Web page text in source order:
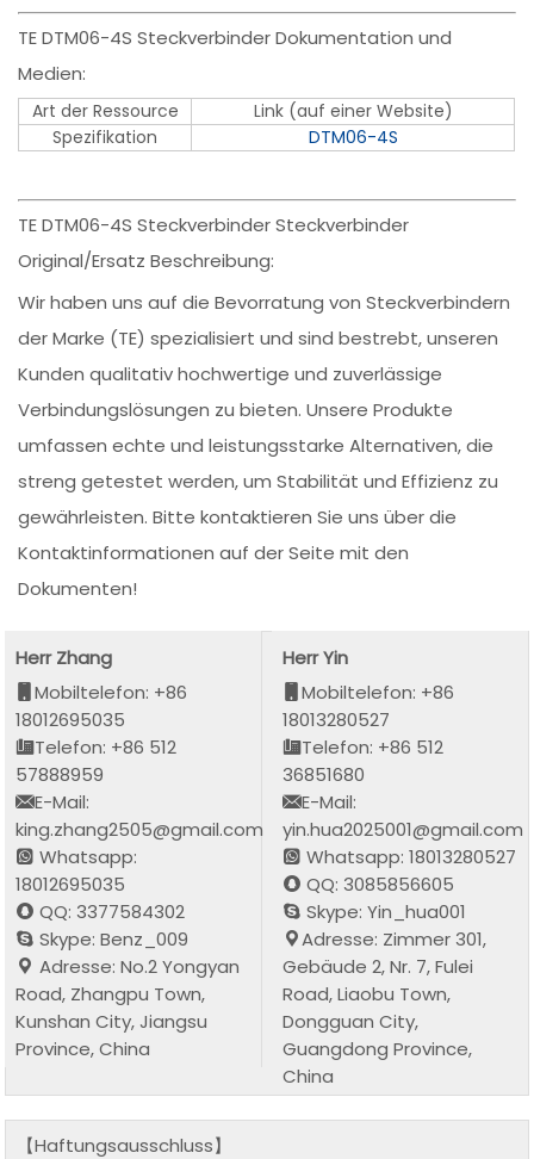
TE DTM06-4S Steckverbinder Dokumentation und
Medien:
Art der Ressource
Link (auf einer Website)
Spezifikation
DTM06-4S
TE DTM06-4S Steckverbinder Steckverbinder
Original/Ersatz Beschreibung:
Wir haben uns auf die Bevorratung von Steckverbindern
der Marke (TE) spezialisiert und sind bestrebt, unseren
Kunden qualitativ hochwertige und zuverlässige
Verbindungslösungen zu bieten. Unsere Produkte
umfassen echte und leistungsstarke Alternativen, die
streng getestet werden, um Stabilität und Effizienz zu
gewährleisten. Bitte kontaktieren Sie uns über die
Kontaktinformationen auf der Seite mit den
Dokumenten!
Herr Zhang
Mobiltelefon: +86
18012695035
Telefon: +86 512
57888959
E-Mail:
king.zhang2505@gmail.com
Whatsapp:
18012695035
QQ: 3377584302
Skype: Benz_009
Adresse: No.2 Yongyan
Road, Zhangpu Town,
Kunshan City, Jiangsu
Province, China
Herr Yin
Mobiltelefon: +86
18013280527
Telefon: +86 512
36851680
E-Mail:
yin.hua2025001@gmail.com
Whatsapp: 18013280527
QQ: 3085856605
Skype: Yin_hua001
Adresse: Zimmer 301,
Gebäude 2, Nr. 7, Fulei
Road, Liaobu Town,
Dongguan City,
Guangdong Province,
China
【Haftungsausschluss】